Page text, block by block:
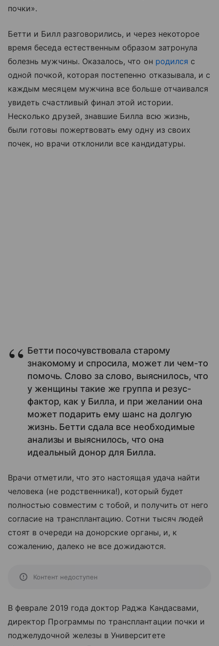
почки».
Бетти и Билл разговорились, и через некоторое
время беседа естественным образом затронула
болезнь мужчины. Оказалось, что он родился с
одной почкой, которая постепенно отказывала, и с
каждым месяцем мужчина все больше отчаивался
увидеть счастливый финал этой истории.
Несколько друзей, знавшие Билла всю жизнь,
были готовы пожертвовать ему одну из своих
почек, но врачи отклонили все кандидатуры.
Бетти посочувствовала старому
знакомому и спросила, может ли чем-то
помочь. Слово за слово, выяснилось, что
у женщины такие же группа и резус-
фактор, как у Билла, и при желании она
может подарить ему шанс на долгую
жизнь. Бетти сдала все необходимые
анализы и выяснилось, что она
идеальный донор для Билла.
Врачи отметили, что это настоящая удача найти
человека (не родственника!), который будет
полностью совместим с тобой, и получить от него
согласие на трансплантацию. Сотни тысяч людей
стоят в очереди на донорские органы, и, к
сожалению, далеко не все дожидаются.
Контент недоступен
В феврале 2019 года доктор Раджа Кандасвами,
директор Программы по трансплантации почки и
поджелудочной железы в Университете